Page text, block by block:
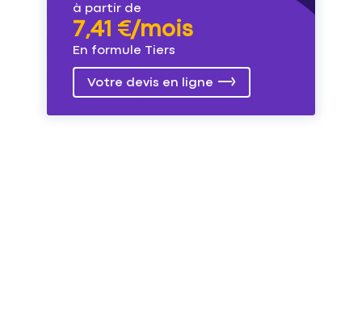
à partir de
7,41 €/mois
En formule Tiers
Votre devis en ligne